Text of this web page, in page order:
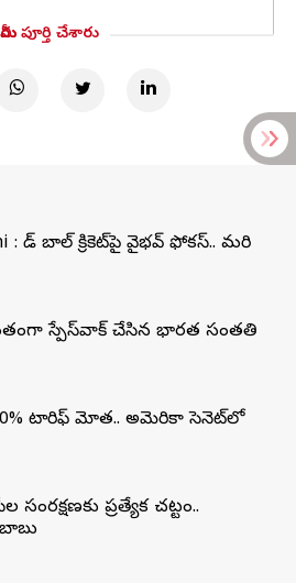
మీరు పూర్తి చేశారు
: రెడ్ బాల్ క్రికెట్‌పై వైభవ్ ఫోకస్.. మరి
స్పేస్‌వాక్‌ చేసిన భారత సంతతి
టారిఫ్‌ మోత.. అమెరికా సెనెట్‌లో
సంరక్షణకు ప్రత్యేక చట్టం..